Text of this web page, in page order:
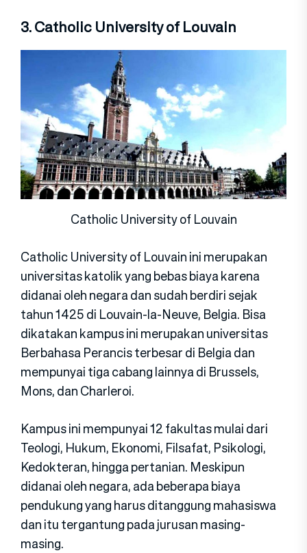
3. Catholic University of Louvain
Catholic University of Louvain
Catholic University of Louvain ini merupakan
universitas katolik yang bebas biaya karena
didanai oleh negara dan sudah berdiri sejak
tahun 1425 di Louvain-la-Neuve, Belgia. Bisa
dikatakan kampus ini merupakan universitas
Berbahasa Perancis terbesar di Belgia dan
mempunyai tiga cabang lainnya di Brussels,
Mons, dan Charleroi.
Kampus ini mempunyai 12 fakultas mulai dari
Teologi, Hukum, Ekonomi, Filsafat, Psikologi,
Kedokteran, hingga pertanian. Meskipun
didanai oleh negara, ada beberapa biaya
pendukung yang harus ditanggung mahasiswa
dan itu tergantung pada jurusan masing-
masing.